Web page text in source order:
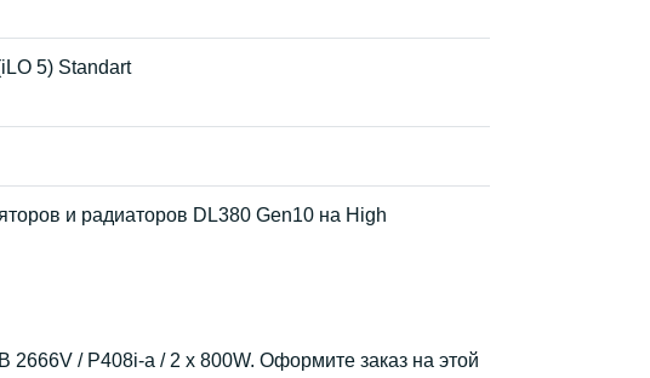
5) Standart
и радиаторов DL380 Gen10 на High
2666V / P408i-a / 2 x 800W. Оформите заказ на этой